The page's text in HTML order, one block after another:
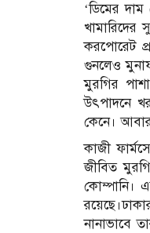
‘ডিমের
খামারিদের
করপোরেট
গুনলেও
মুরগির
উৎপাদনে
কেনে। আবার
কাজী
জীবিত
কোম্পানি।
নানাভাবে